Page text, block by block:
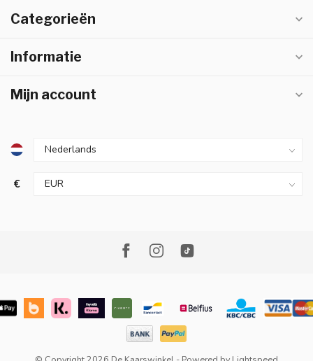
Categorieën
Informatie
Mijn account
€